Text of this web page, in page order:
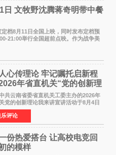
日 文牧野沈腾蒋奇明带中餐
8月11日全国上映，同时发布定档预
21:00举行全国超前点映。作为战争美
心传理论 牢记嘱托启新程
年省直机关“党的创新理
来讲”宣讲活动圆满落幕
云南省委省直机关工委主办的2026年
党的创新理论我来讲宣讲活动于8月4日
昆明举办。活动以 "牢记嘱托 感恩奋进
南发展新局面 "为主题，坚持以新时代中国
主义
乐评论
份热爱搭台 让高校电竞回
的模样